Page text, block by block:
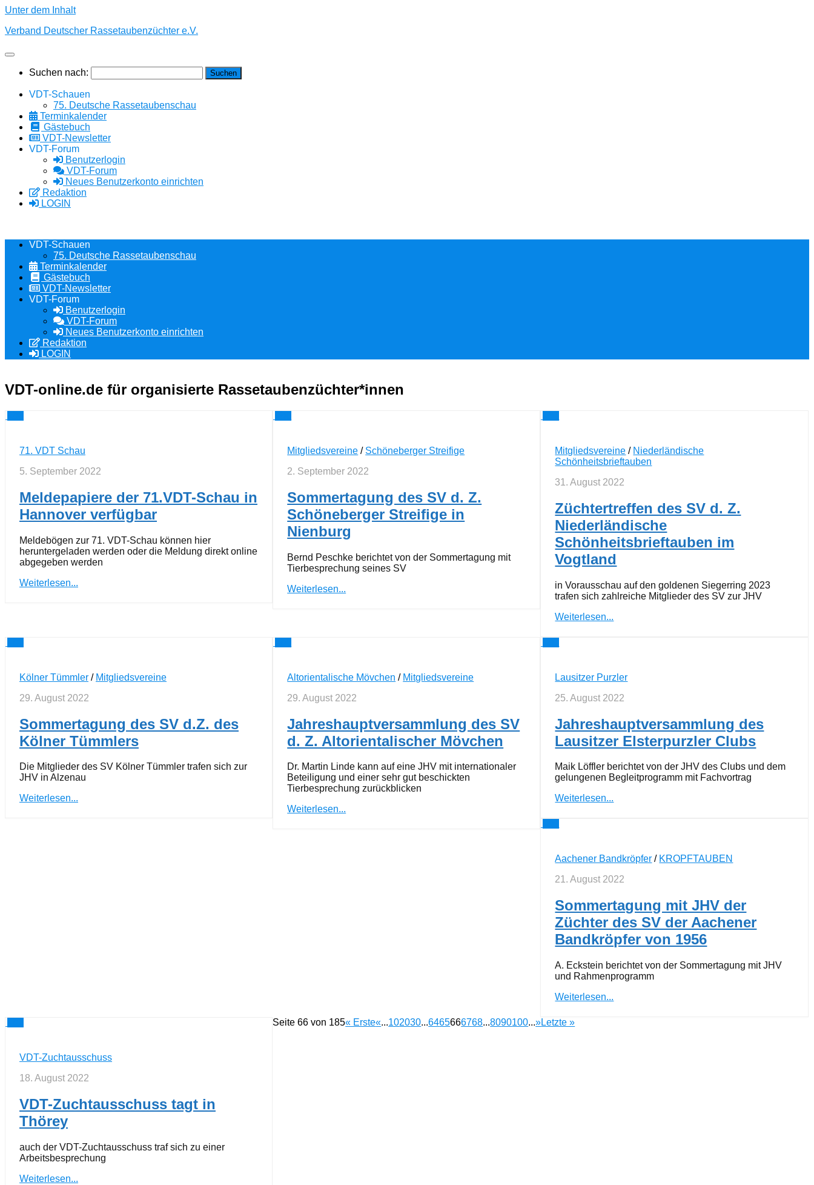
Unter dem Inhalt
Verband Deutscher Rassetaubenzüchter e.V.
Suchen nach:
VDT-Schauen
75. Deutsche Rassetaubenschau
Terminkalender
Gästebuch
VDT-Newsletter
VDT-Forum
Benutzerlogin
VDT-Forum
Neues Benutzerkonto einrichten
Redaktion
LOGIN
VDT-Schauen
75. Deutsche Rassetaubenschau
Terminkalender
Gästebuch
VDT-Newsletter
VDT-Forum
Benutzerlogin
VDT-Forum
Neues Benutzerkonto einrichten
Redaktion
LOGIN
VDT-online.de für organisierte Rassetaubenzüchter*innen
71. VDT Schau
5. September 2022
Meldepapiere der 71.VDT-Schau in
Hannover verfügbar
Meldebögen zur 71. VDT-Schau können hier
heruntergeladen werden oder die Meldung direkt online
abgegeben werden
Weiterlesen...
Mitgliedsvereine / Schöneberger Streifige
2. September 2022
Sommertagung des SV d. Z.
Schöneberger Streifige in
Nienburg
Bernd Peschke berichtet von der Sommertagung mit
Tierbesprechung seines SV
Weiterlesen...
Mitgliedsvereine / Niederländische
Schönheitsbrieftauben
31. August 2022
Züchtertreffen des SV d. Z.
Niederländische
Schönheitsbrieftauben im
Vogtland
in Vorausschau auf den goldenen Siegerring 2023
trafen sich zahlreiche Mitglieder des SV zur JHV
Weiterlesen...
Kölner Tümmler / Mitgliedsvereine
29. August 2022
Sommertagung des SV d.Z. des
Kölner Tümmlers
Die Mitglieder des SV Kölner Tümmler trafen sich zur
JHV in Alzenau
Weiterlesen...
Altorientalische Mövchen / Mitgliedsvereine
29. August 2022
Jahreshauptversammlung des SV
d. Z. Altorientalischer Mövchen
Dr. Martin Linde kann auf eine JHV mit internationaler
Beteiligung und einer sehr gut beschickten
Tierbesprechung zurückblicken
Weiterlesen...
Lausitzer Purzler
25. August 2022
Jahreshauptversammlung des
Lausitzer Elsterpurzler Clubs
Maik Löffler berichtet von der JHV des Clubs und dem
gelungenen Begleitprogramm mit Fachvortrag
Weiterlesen...
Aachener Bandkröpfer / KROPFTAUBEN
21. August 2022
Sommertagung mit JHV der
Züchter des SV der Aachener
Bandkröpfer von 1956
A. Eckstein berichtet von der Sommertagung mit JHV
und Rahmenprogramm
Weiterlesen...
VDT-Zuchtausschuss
18. August 2022
VDT-Zuchtausschuss tagt in
Thörey
auch der VDT-Zuchtausschuss traf sich zu einer
Arbeitsbesprechung
Weiterlesen...
Seite 66 von 185« Erste«...102030...6465666768...8090100...»Letzte »